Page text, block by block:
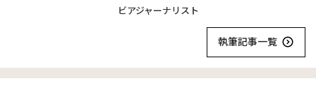
ビアジャーナリスト
執筆記事一覧